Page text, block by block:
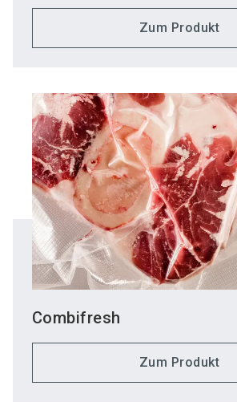
Zum Produkt
Combifresh
Zum Produkt